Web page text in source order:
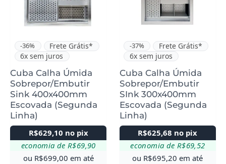
-36%
Frete Grátis*
6x sem juros
Cuba Calha Úmida
Sobrepor/Embutir
Sink 400x400mm
Escovada (Segunda
Linha)
R$629,10 no pix
economia deR$69,90
ou R$699,00 em até
-37%
Frete Grátis*
6x sem juros
Cuba Calha Úmida
Sobrepor/Embutir
SInk 300x400mm
Escovada (Segunda
Linha)
R$625,68 no pix
economia de R$69,52
ou R$695,20 em até